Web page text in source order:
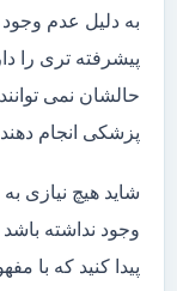
به دلیل عدم
پیشرفته تری را
حالشان نمی
پزشکی انجام
شاید هیچ نیازی
وجود نداشته باشد
پیدا کنید که با